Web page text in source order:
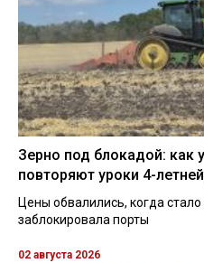
Зерно под блокадой: как
повторяют уроки 4-
Цены обвалились, когда
заблокировала порты
02 августа 2026